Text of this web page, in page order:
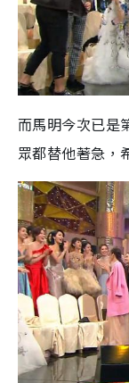
而馬明今次已是
眾都替他著急，